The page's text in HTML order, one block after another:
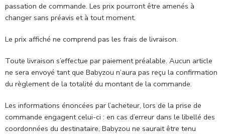
passation de commande. Les prix pourront être amenés à
changer sans préavis et à tout moment.
Le prix affiché ne comprend pas les frais de livraison.
Toute livraison s’effectue par paiement préalable. Aucun article
ne sera envoyé tant que Babyzou n’aura pas reçu la confirmation
du règlement de la totalité du montant de la commande.
Les informations énoncées par l’acheteur, lors de la prise de
commande engagent celui-ci : en cas d’erreur dans le libellé des
coordonnées du destinataire, Babyzou ne saurait être tenu